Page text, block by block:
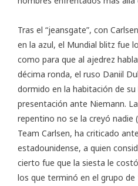
Tras el “jeansgate”, con
en la azul, el Mundial blitz fue
como para que al ajedrez
décima ronda, el ruso Daniil
dormido en la habitación de
presentación ante Niemann.
repentino no se la creyó nadie
Team Carlsen, ha criticado
estadounidense, a quien
cierto fue que la siesta le
los que terminó en el grupo de